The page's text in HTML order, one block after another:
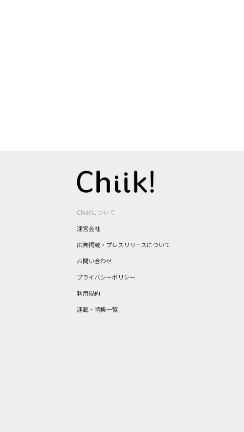
Chiik!について
運営会社
広告掲載・プレスリリースについて
お問い合わせ
プライバシーポリシー
利用規約
連載・特集一覧